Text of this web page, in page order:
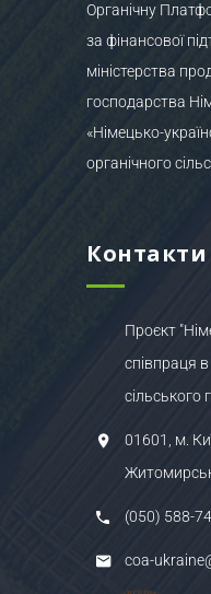
Органічну
за фінансової
міністерства
господарства
«Німецько-
органічного
Контакти
Проєкт
співпраця в
сільського
01601, м.
(050) 588-
coa-